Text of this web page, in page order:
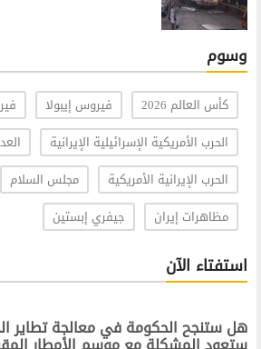
وسوم
كأس العالم 2026 فيروس إيبولا
الحرب الأمريكية الإسرائيلية الإيرانية
الحرب الإيرانية الأمريكية
مجلس السلام
مظاهرات إيران
جيفري إبستين
استفتاء الآن
هل ستنجح الحكومة في معالجة تطاير